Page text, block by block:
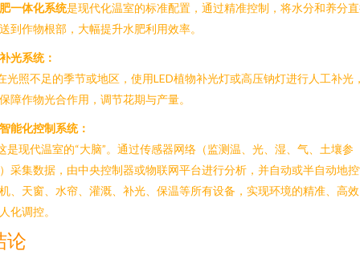
一体化系统是现代化温室的标准配置，通过精准控制，将水分和养分
到作物根部，大幅提升水肥利用效率。
光系统：
光照不足的季节或地区，使用LED植物补光灯或高压钠灯进行人工补光
障作物光合作用，调节花期与产量。
能化控制系统：
是现代温室的“大脑”。通过传感器网络（监测温、光、湿、气、土壤参
采集数据，由中央控制器或物联网平台进行分析，并自动或半自动地
、天窗、水帘、灌溉、补光、保温等所有设备，实现环境的精准、高
化调控。
论